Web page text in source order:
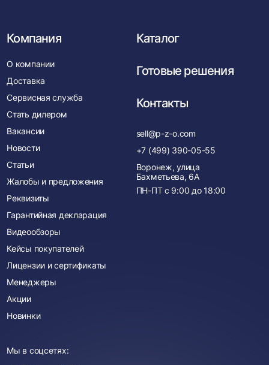
Компания
О компании
Доставка
Сервисная служба
Стать дилером
Вакансии
Новости
Статьи
Жалобы и предложения
Реквизиты
Гарантийная декларация
Видеообзоры
Кейсы покупателей
Лицензии и сертификаты
Менеджеры
Акции
Новинки
Каталог
Готовые решения
Контакты
sell@p-z-o.com
+7 (499) 390-05-55
Воронеж, улица
Бахметьева, 6А
ПН-ПТ с 9:00 до 18:00
Мы в соцсетях: